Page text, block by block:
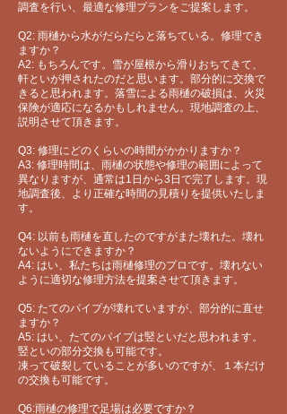
調査を行い、最適な修理プランをご提案します。
Q2: 雨樋から水がだらだらと落ちている。修理でき
ますか？
A2: もちろんです。雪が屋根から滑りおちてきて、
軒といが押されたのだと思います。部分的に交換で
きると思われます。落雪による雨樋の破損は、火災
保険が適応になるかもしれません​。現地調査の上、
説明させて頂きます。
Q3: 修理にどのくらいの時間がかかりますか？
A3: 修理時間は、雨樋の状態や修理の範囲によって
異なりますが、通常は1日から3日で完了します。現
地調査後、より正確な時間の見積りを提供いたしま
す。
Q4: 以前も雨樋を直したのですがまた壊れた。壊れ
ないようにできますか？
A4: はい、私たちは雨樋修理のプロです。壊れない
ように適切な修理方法を提案させて頂きます。
Q5: たてのパイプが壊れていますが、部分的に直せ
ますか？
A5: はい、たてのパイプは竪といだと思われます。
竪といの部分交換も可能です。
​凍って破裂していることが多いのですが、１本だけ
の交換も可能です。
Q6:雨樋の修理で足場は必要ですか？